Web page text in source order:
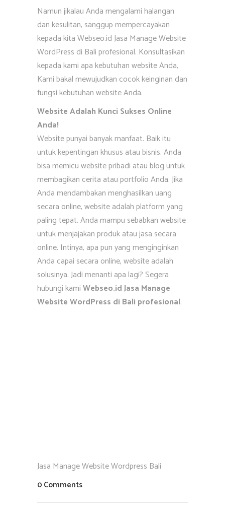
Namun jikalau Anda mengalami halangan
dan kesulitan, sanggup mempercayakan
kepada kita Webseo.id Jasa Manage Website
WordPress di Bali profesional. Konsultasikan
kepada kami apa kebutuhan website Anda,
Kami bakal mewujudkan cocok keinginan dan
fungsi kebutuhan website Anda.
Website Adalah Kunci Sukses Online
Anda!
Website punyai banyak manfaat. Baik itu
untuk kepentingan khusus atau bisnis. Anda
bisa memicu website pribadi atau blog untuk
membagikan cerita atau portfolio Anda. Jika
Anda mendambakan menghasilkan uang
secara online, website adalah platform yang
paling tepat. Anda mampu sebabkan website
untuk menjajakan produk atau jasa secara
online. Intinya, apa pun yang menginginkan
Anda capai secara online, website adalah
solusinya. Jadi menanti apa lagi? Segera
hubungi kamiWebseo.id Jasa Manage
Website WordPress di Bali profesional.
Jasa Manage Website Wordpress Bali
0 Comments